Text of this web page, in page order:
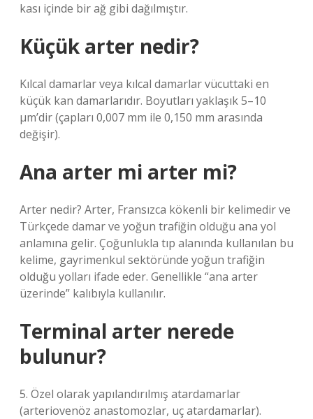
kası içinde bir ağ gibi dağılmıştır.
Küçük arter nedir?
Kılcal damarlar veya kılcal damarlar vücuttaki en
küçük kan damarlarıdır. Boyutları yaklaşık 5–10
μm’dir (çapları 0,007 mm ile 0,150 mm arasında
değişir).
Ana arter mi arter mi?
Arter nedir? Arter, Fransızca kökenli bir kelimedir ve
Türkçede damar ve yoğun trafiğin olduğu ana yol
anlamına gelir. Çoğunlukla tıp alanında kullanılan bu
kelime, gayrimenkul sektöründe yoğun trafiğin
olduğu yolları ifade eder. Genellikle “ana arter
üzerinde” kalıbıyla kullanılır.
Terminal arter nerede
bulunur?
5. Özel olarak yapılandırılmış atardamarlar
(arteriovenöz anastomozlar, uç atardamarlar).